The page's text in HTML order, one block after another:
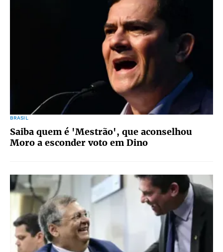
BRASIL
Saiba quem é 'Mestrão', que aconselhou
Moro a esconder voto em Dino